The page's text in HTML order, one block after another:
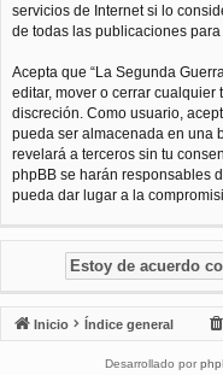
servicios de Internet si lo
de todas las publicaciones
Acepta que “La Segunda
editar, mover o cerrar
discreción. Como usuario,
pueda ser almacenada en una
revelará a terceros sin tu
phpBB se harán responsables
pueda dar lugar a la
Inicio Índice general
Desarrollado por